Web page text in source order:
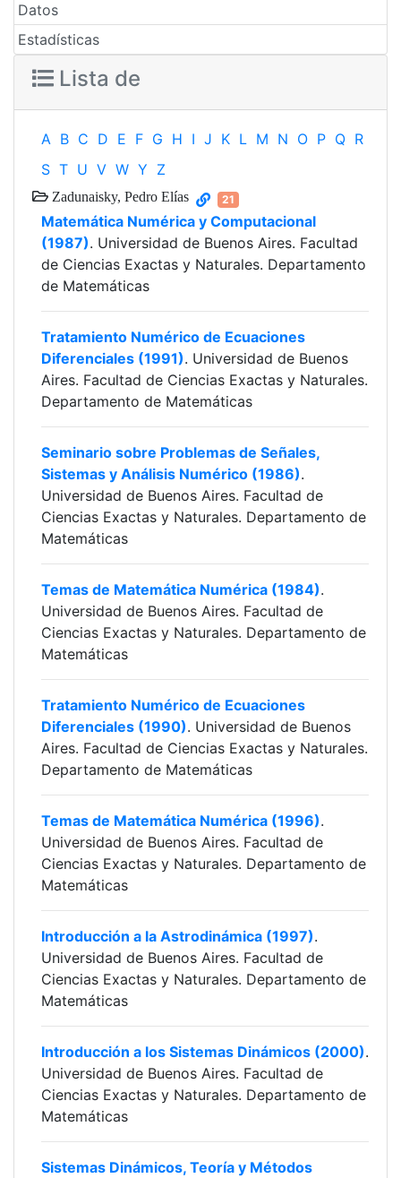
Datos
Estadísticas
Lista de
A B C D E F G H I J K L M N O P Q R
S T U V W Y Z
Zadunaisky, Pedro Elías 21
Matemática Numérica y Computacional
(1987). Universidad de Buenos Aires. Facultad
de Ciencias Exactas y Naturales. Departamento
de Matemáticas
Tratamiento Numérico de Ecuaciones
Diferenciales (1991). Universidad de Buenos
Aires. Facultad de Ciencias Exactas y Naturales.
Departamento de Matemáticas
Seminario sobre Problemas de Señales,
Sistemas y Análisis Numérico (1986).
Universidad de Buenos Aires. Facultad de
Ciencias Exactas y Naturales. Departamento de
Matemáticas
Temas de Matemática Numérica (1984).
Universidad de Buenos Aires. Facultad de
Ciencias Exactas y Naturales. Departamento de
Matemáticas
Tratamiento Numérico de Ecuaciones
Diferenciales (1990). Universidad de Buenos
Aires. Facultad de Ciencias Exactas y Naturales.
Departamento de Matemáticas
Temas de Matemática Numérica (1996).
Universidad de Buenos Aires. Facultad de
Ciencias Exactas y Naturales. Departamento de
Matemáticas
Introducción a la Astrodinámica (1997).
Universidad de Buenos Aires. Facultad de
Ciencias Exactas y Naturales. Departamento de
Matemáticas
Introducción a los Sistemas Dinámicos (2000).
Universidad de Buenos Aires. Facultad de
Ciencias Exactas y Naturales. Departamento de
Matemáticas
Sistemas Dinámicos, Teoría y Métodos